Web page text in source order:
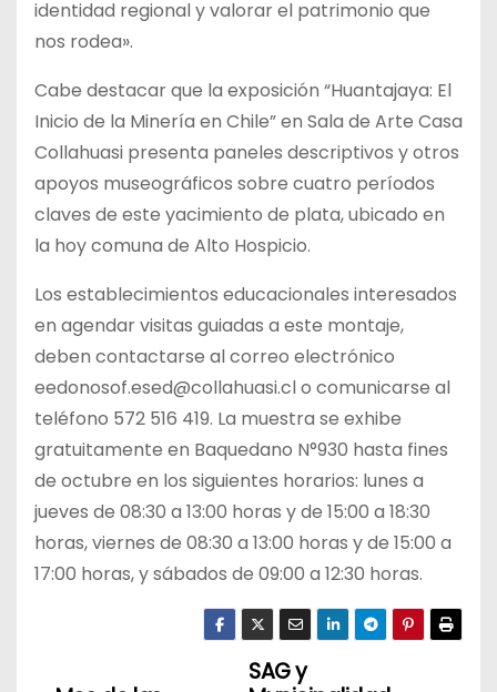
identidad regional y valorar el patrimonio que
nos rodea».
Cabe destacar que la exposición “Huantajaya: El
Inicio de la Minería en Chile” en Sala de Arte Casa
Collahuasi presenta paneles descriptivos y otros
apoyos museográficos sobre cuatro períodos
claves de este yacimiento de plata, ubicado en
la hoy comuna de Alto Hospicio.
Los establecimientos educacionales interesados
en agendar visitas guiadas a este montaje,
deben contactarse al correo electrónico
eedonosof.esed@collahuasi.cl o comunicarse al
teléfono 572 516 419. La muestra se exhibe
gratuitamente en Baquedano N°930 hasta fines
de octubre en los siguientes horarios: lunes a
jueves de 08:30 a 13:00 horas y de 15:00 a 18:30
horas, viernes de 08:30 a 13:00 horas y de 15:00 a
17:00 horas, y sábados de 09:00 a 12:30 horas.
N
SAG y